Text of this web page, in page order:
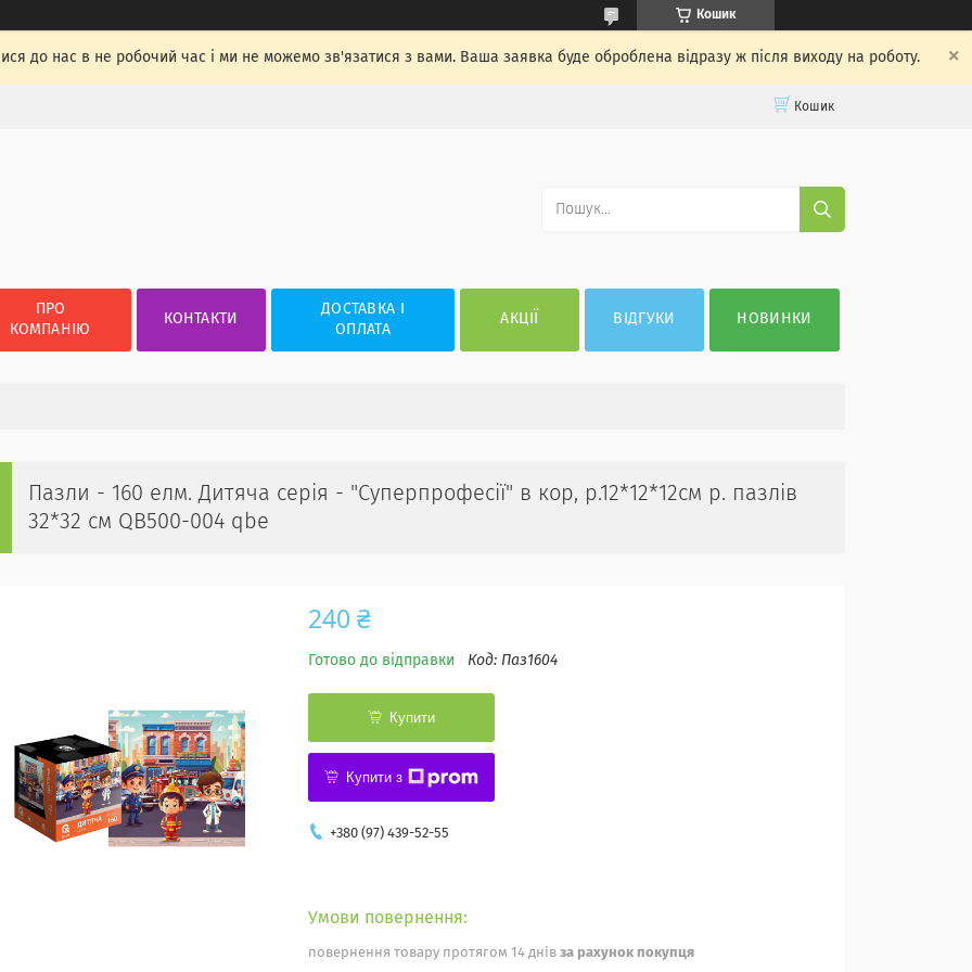
Кошик
до нас в не робочий час і ми не можемо зв'язатися з вами. Ваша заявка буде оброблена відразу ж після виходу на роботу.
Кошик
ПРО
КОМПАНІЮ
КОНТАКТИ
ДОСТАВКА І
ОПЛАТА
АКЦІЇ ВІДГУКИ НОВИНКИ
Пазли - 160 елм. Дитяча серія - "Суперпрофесії" в кор, р.12*12*12см р. пазлів
32*32 см QB500-004 qbe
240 ₴
Готово до відправки Код: Паз1604
Купити
Купити з
+380 (97) 439-52-55
повернення товару протягом 14 днів за рахунок покупця